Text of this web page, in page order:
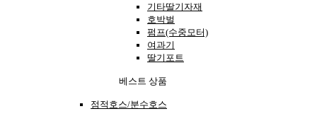
기타딸기자재
호박벌
펌프(수중모터)
여과기
딸기포트
베스트 상품
점적호스/분수호스